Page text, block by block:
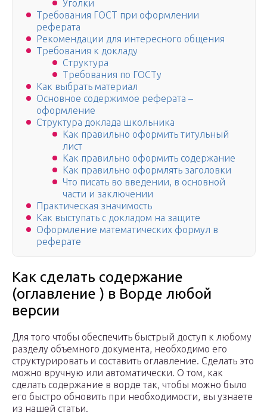
Уголки
Требования ГОСТ при оформлении
реферата
Рекомендации для интересного общения
Требования к докладу
Структура
Требования по ГОСТу
Как выбрать материал
Основное содержимое реферата –
оформление
Структура доклада школьника
Как правильно оформить титульный
лист
Как правильно оформить содержание
Как правильно оформлять заголовки
Что писать во введении, в основной
части и заключении
Практическая значимость
Как выступать с докладом на защите
Оформление математических формул в
реферате
Как сделать содержание
(оглавление ) в Ворде любой
версии
Для того чтобы обеспечить быстрый доступ к любому
разделу объемного документа, необходимо его
структурировать и составить оглавление. Сделать это
можно вручную или автоматически. О том, как
сделать содержание в ворде так, чтобы можно было
его быстро обновить при необходимости, вы узнаете
из нашей статьи.